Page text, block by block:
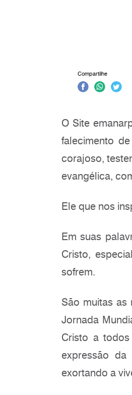
Compartilhe
O Site
falecimento
corajoso,
evangélica,
Ele que nos
Em suas
Cristo,
sofrem.
São muitas
Jornada
Cristo a
expressão
exortando a